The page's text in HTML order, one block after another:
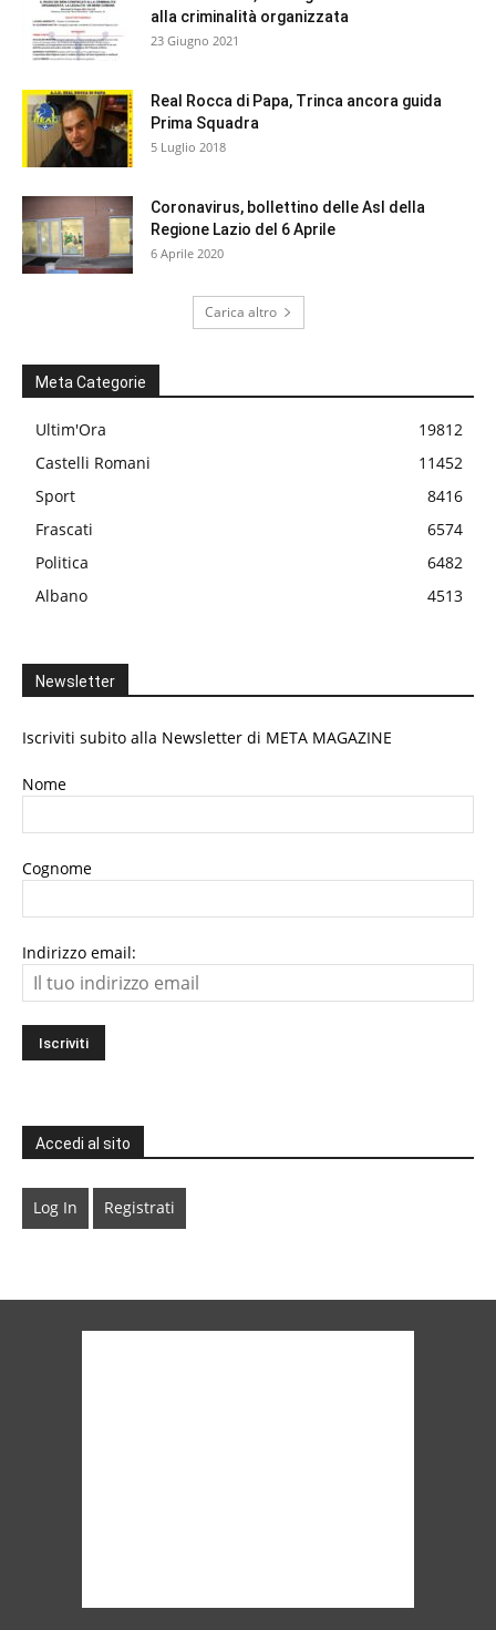
alla criminalità organizzata
23 Giugno 2021
Real Rocca di Papa, Trinca ancora guida
Prima Squadra
5 Luglio 2018
Coronavirus, bollettino delle Asl della
Regione Lazio del 6 Aprile
6 Aprile 2020
Carica altro
Meta Categorie
Ultim'Ora
19812
Castelli Romani
11452
Sport
8416
Frascati
6574
Politica
6482
Albano
4513
Newsletter
Iscriviti subito alla Newsletter di META MAGAZINE
Nome
Cognome
Indirizzo email:
Accedi al sito
Log In Registrati